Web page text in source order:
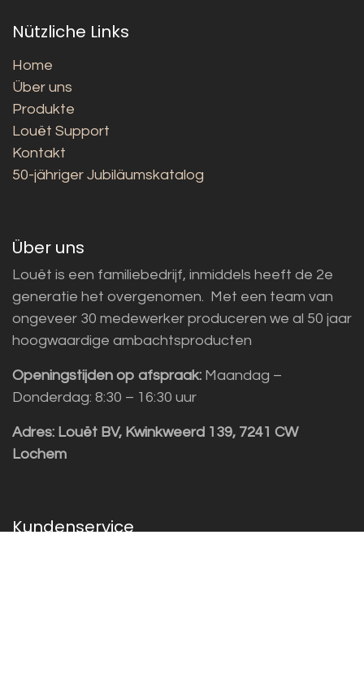
Nützliche Links
Home
Über uns
Produkte
Louët Support
Kontakt
50-jähriger Jubiläumskatalog
Über uns
Louët is een familiebedrijf, inmiddels heeft de 2e
generatie het overgenomen. Met een team van
ongeveer 30 medewerker produceren we al 50 jaar
hoogwaardige ambachtsproducten
Openingstijden op afspraak: Maandag –
Donderdag: 8:30 – 16:30 uur
Adres: Louët BV, Kwinkweerd 139, 7241 CW
Lochem
Kundenservice